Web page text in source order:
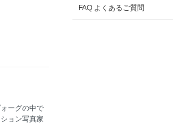
ーグの中で
ョン写真家
FAQ よくあるご質問